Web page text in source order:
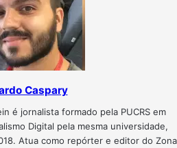
Caspary
é jornalista formado pela PUCRS em
Digital pela mesma universidade,
Atua como repórter e editor do Zona